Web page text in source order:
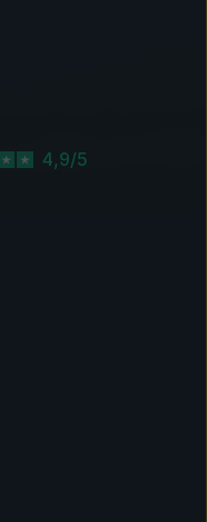
4,9/5